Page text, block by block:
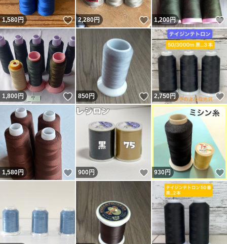
1,580円 いいね！
2,280円 いいね！
1,200円
1,800円 いいね！
850円 いいね！
2,750円
1,580円 いいね！
900円 いいね！
930円